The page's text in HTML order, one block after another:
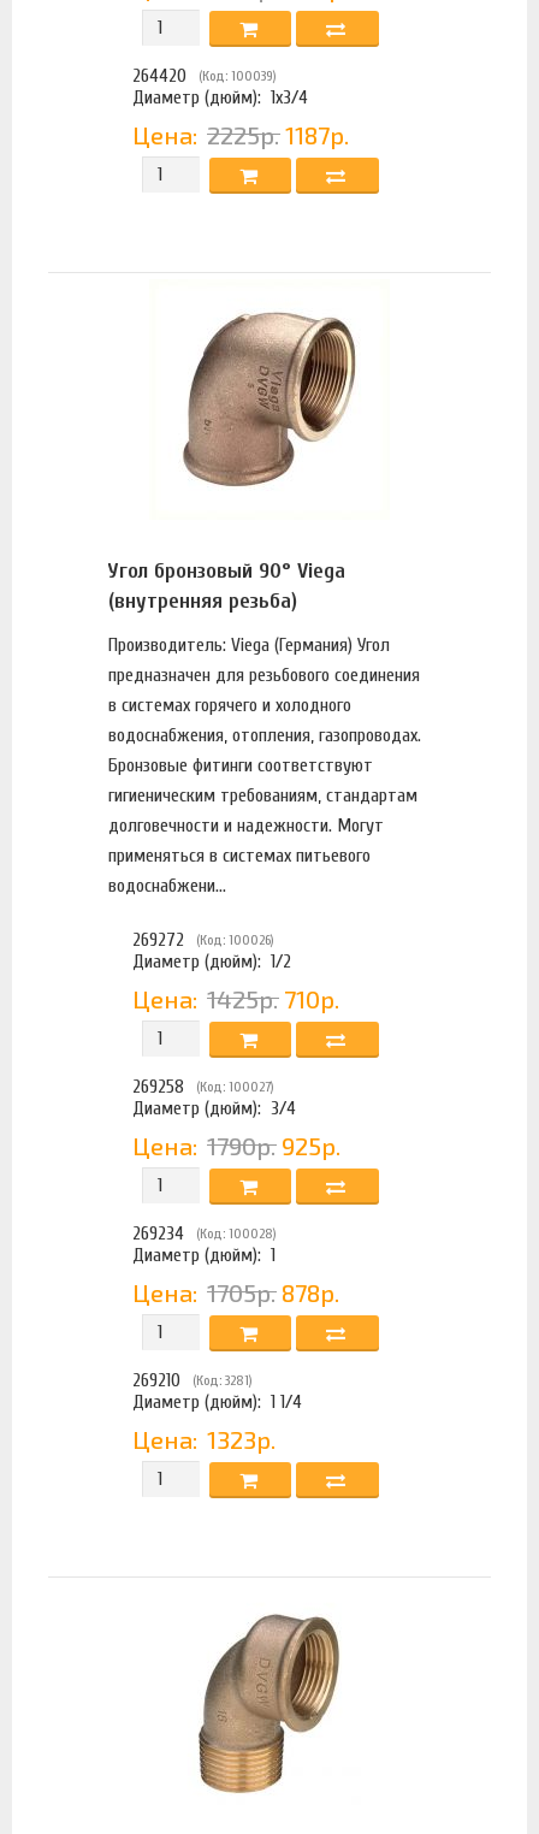
264420 (Код: 100039)
Диаметр (дюйм): 1х3/4
Цена: 2225р. 1187р.
Угол бронзовый 90° Viega
(внутренняя резьба)
Производитель: Viega (Германия) Угол
предназначен для резьбового соединения
в системах горячего и холодного
водоснабжения, отопления, газопроводах.
Бронзовые фитинги соответствуют
гигиеническим требованиям, стандартам
долговечности и надежности. Могут
применяться в системах питьевого
водоснабжени...
269272 (Код: 100026)
Диаметр (дюйм): 1/2
Цена: 1425р. 710р.
269258 (Код: 100027)
Диаметр (дюйм): 3/4
Цена: 1790р. 925р.
269234 (Код: 100028)
Диаметр (дюйм): 1
Цена: 1705р. 878р.
269210 (Код: 3281)
Диаметр (дюйм): 1 1/4
Цена: 1323р.